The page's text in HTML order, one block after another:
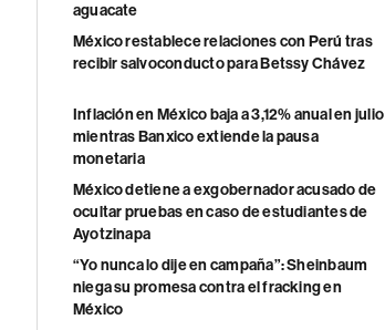
aguacate
México restablece relaciones con Perú tras
recibir salvoconducto para Betssy Chávez
Inflación en México baja a 3,12% anual en julio
mientras Banxico extiende la pausa
monetaria
México detiene a exgobernador acusado de
ocultar pruebas en caso de estudiantes de
Ayotzinapa
“Yo nunca lo dije en campaña”: Sheinbaum
niega su promesa contra el fracking en
México